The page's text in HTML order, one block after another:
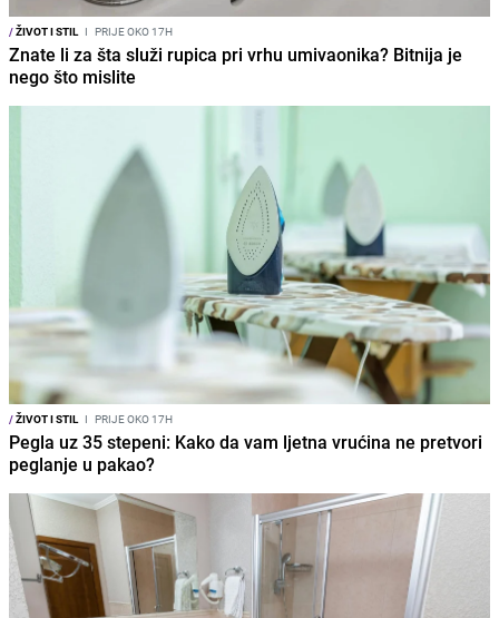
/ŽIVOT I STIL I PRIJE OKO 17H
Znate li za šta služi rupica pri vrhu umivaonika? Bitnija je
nego što mislite
/ŽIVOT I STIL I PRIJE OKO 17H
Pegla uz 35 stepeni: Kako da vam ljetna vrućina ne pretvori
peglanje u pakao?